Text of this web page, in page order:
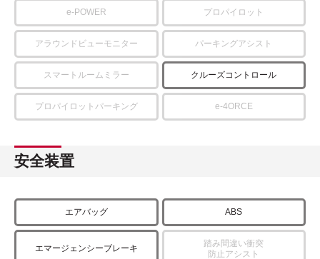
e-POWER プロパイロット
アラウンドビューモニター パーキングアシスト
スマートルームミラー クルーズコントロール
プロパイロットパーキング e-4ORCE
安全装置
エアバッグ ABS
エマージェンシーブレーキ
踏み間違い衝突
防止アシスト